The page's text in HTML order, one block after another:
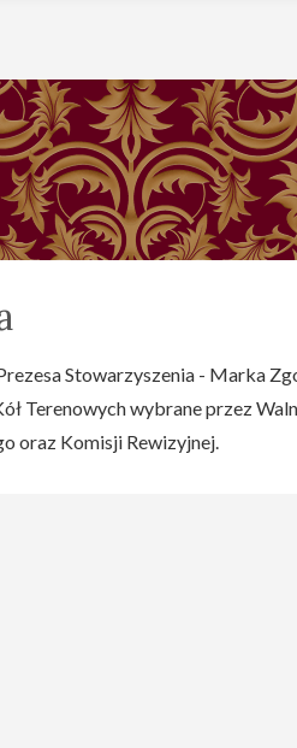
Stowarzyszenia - Marka
Terenowych wybrane przez
oraz Komisji Rewizyjnej.